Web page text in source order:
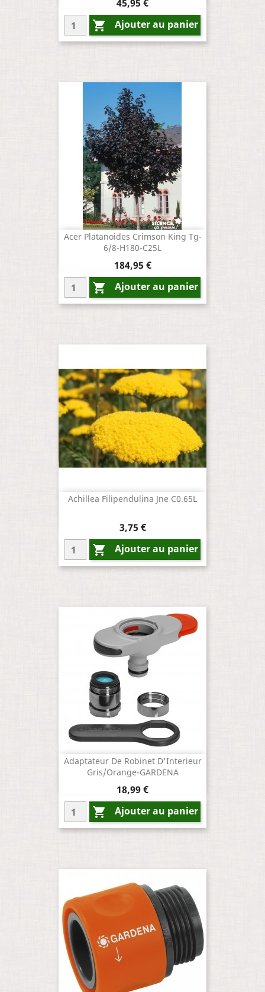
45,95 €
 Ajouter au panier
Acer Platanoides Crimson King Tg-
6/8-H180-C25L
Prix
184,95 €
 Ajouter au panier
Achillea Filipendulina Jne C0.65L
Prix
3,75 €
 Ajouter au panier
Adaptateur De Robinet D'Interieur
Gris/Orange-GARDENA
Prix
18,99 €
 Ajouter au panier